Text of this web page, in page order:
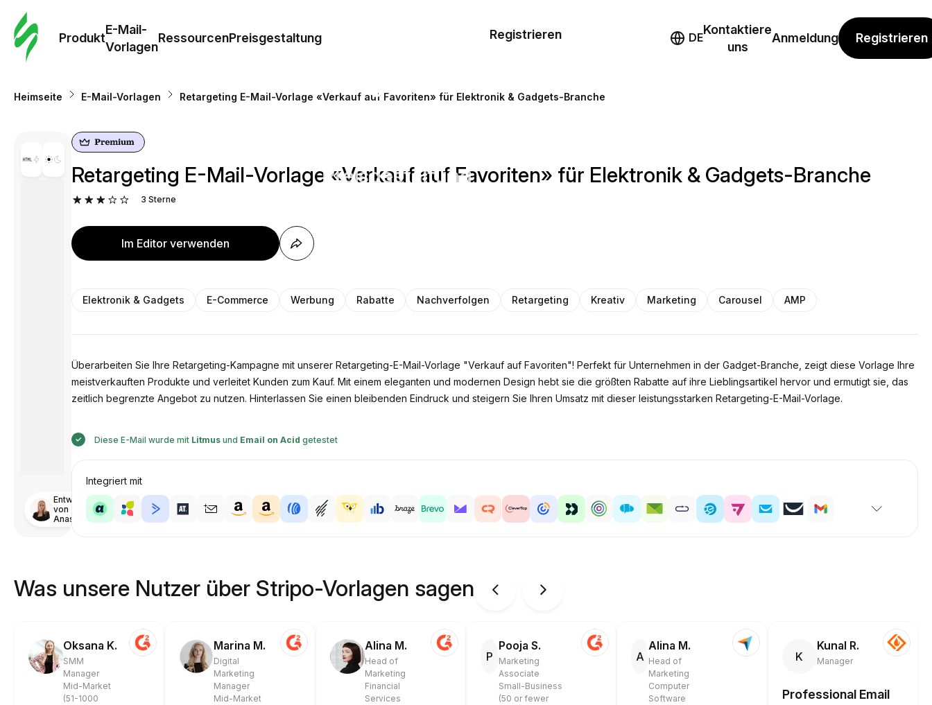
Produkt
E-Mail-
Vorlagen
RessourcenPreisgestaltung
Preisgestaltung
Registrieren DE
Kontaktiere
uns
Anmeldung Registrieren
Heimseite E-Mail-Vorlagen Retargeting E-Mail-Vorlage «Verkauf auf Favoriten» für Elektronik & Gadgets-Branche
Entworfen
von
Anastasiia
Retargeting E-Mail-Vorlage «Verkauf auf Favoriten» für Elektronik & Gadgets-Branche
3 Sterne
Im Editor verwenden
Elektronik & Gadgets E-Commerce Werbung Rabatte Nachverfolgen Retargeting Kreativ Marketing Carousel AMP
Überarbeiten Sie Ihre Retargeting-Kampagne mit unserer Retargeting-E-Mail-Vorlage "Verkauf auf Favoriten"! Perfekt für Unternehmen in der Gadget-Branche, zeigt diese Vorlage Ihre
meistverkauften Produkte und verleitet Kunden zum Kauf. Mit einem eleganten und modernen Design hebt sie die größten Rabatte auf ihre Lieblingsartikel hervor und ermutigt sie, das
zeitlich begrenzte Angebot zu nutzen. Hinterlassen Sie einen bleibenden Eindruck und steigern Sie Ihren Umsatz mit dieser leistungsstarken Retargeting-E-Mail-Vorlage.
Diese E-Mail wurde mit Litmusund Email on Acid getestet
Integriert mit
Was unsere Nutzer über Stripo-Vorlagen sagen
Oksana K.
SMM
Manager
Mid-Market
(51-1000
Marina M.
Digital
Marketing
Manager
Mid-Market
Alina M.
Head of
Marketing
Financial
Services
P
Pooja S.
Marketing
Associate
Small-Business
(50 or fewer
A
Alina M.
Head of
Marketing
Computer
Software
K
Kunal R.
Manager
Professional Email